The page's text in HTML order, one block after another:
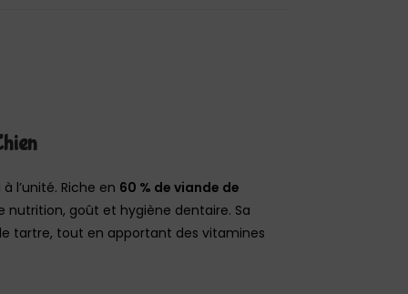
l’unité. Riche en 60 % de viande de
goût et hygiène dentaire. Sa
tartre, tout en apportant des vitamines